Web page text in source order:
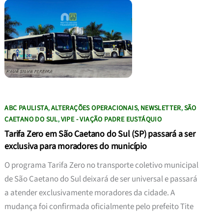
ABC PAULISTA,ALTERAÇÕES OPERACIONAIS, NEWSLETTER,SÃO
CAETANO DO SUL,VIPE - VIAÇÃO PADRE EUSTÁQUIO
Tarifa Zero em São Caetano do Sul (SP) passará a ser
exclusiva para moradores do município
O programa Tarifa Zero no transporte coletivo municipal
de São Caetano do Sul deixará de ser universal e passará
a atender exclusivamente moradores da cidade. A
mudança foi confirmada oficialmente pelo prefeito Tite